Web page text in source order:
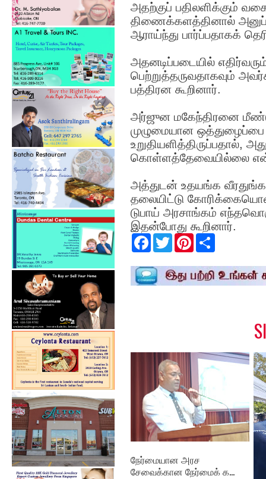
அதற்குப் பதிலளிக்கும்
திணைக்களத்தினால்
ஆராய்ந்து பார்ப்பதாகக்
அதனடிப்படையில்
பெற்றுத்தருவதாகவும்
பத்திரன கூறினார்.
அர்ஜுன மகேந்திரனை
முழுமையான ஒத்துழைப்பை
உறுதியளித்திருப்பதால்,
கொள்ளத்தேவையில்லை
அத்துடன் உதயங்க
தலையிட்டு
டுபாய் அரசாங்கம்
இதன்போது கூறினார்.
F
e
b
o
T
w
t
t
e
P
t
e
r
r
e
நேர்மையான அரச
சேவைக்கான நேர்மைக் க...